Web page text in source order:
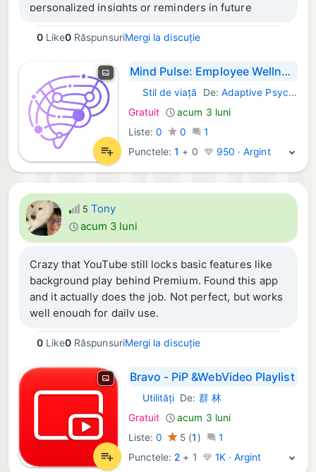
personalized insights or reminders in future
updates.
0Like0 RăspunsuriMergi la discuție
Mind Pulse: Employee Wellness
iOS Aplicații:
Stil de viață De: Adaptive Psychology Pty Ltd
Gratuit
acum 3 luni
Liste: 0 0
1
Punctele:1 + 0 950 · Argint
5 Tony
acum 3 luni
Crazy that YouTube still locks basic features like
background play behind Premium. Found this app
and it actually does the job. Not perfect, but works
well enough for daily use.
0Like0 RăspunsuriMergi la discuție
Bravo - PiP &WebVideo Playlist
iOS Aplicații:
Utilități De: 群 林
Gratuit
acum 3 luni
Liste: 0 5 (1 )
1
Punctele: 2 + 1 1K · Argint